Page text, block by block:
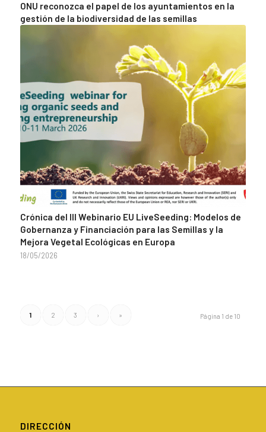
ONU reconozca el papel de los ayuntamientos en la
gestión de la biodiversidad de las semillas
Crónica del III Webinario EU LiveSeeding: Modelos de
Gobernanza y Financiación para las Semillas y la
Mejora Vegetal Ecológicas en Europa
18/05/2026
Página 1 de 10
1 2 3 › »
DIRECCIÓN